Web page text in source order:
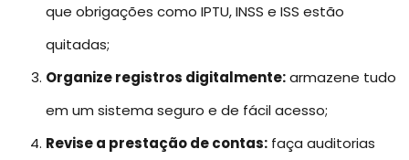
que obrigações como IPTU, INSS e ISS estão
quitadas;
Organize registros digitalmente:armazene tudo
em um sistema seguro e de fácil acesso;
Revise a prestação de contas: faça auditorias